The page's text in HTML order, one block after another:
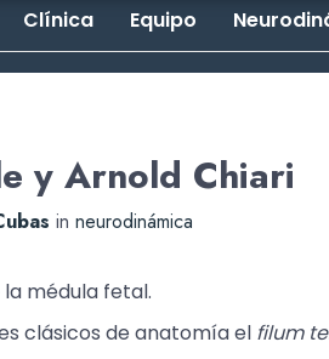
Clínica Equipo
y Arnold Chiari
in neurodinámica
médula fetal.
clásicos de anatomía el filum